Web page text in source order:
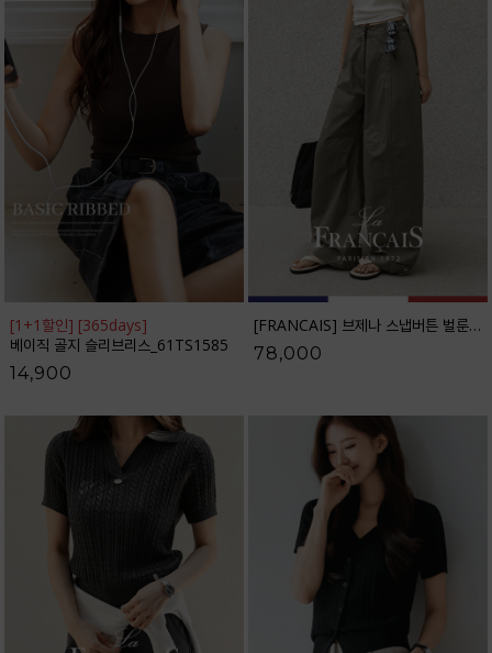
[1+1할인] [365days]
베이직 골지 슬리브리스_61TS1585
14,900
[FRANCAIS] 브제나 스냅버튼 벌룬 와이드 팬츠_F6H516PT
78,000